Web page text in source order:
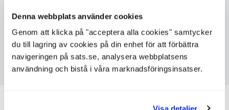
Denna webbplats använder cookies
Genom att klicka på "acceptera alla cookies" samtycker
du till lagring av cookies på din enhet för att förbättra
navigeringen på sats.se, analysera webbplatsens
användning och bistå i våra marknadsföringsinsatser.
Visa detaljer
Söndag
Kontakta Jeppe Egebjerg Kristensen
Andra personliga tränare som kan